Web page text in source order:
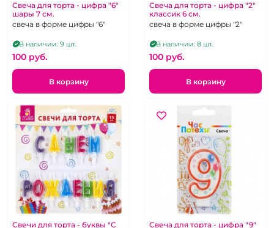
Свеча для торта - цифра "6"
шары 7 см.
свеча в форме цифры "6"
В наличии: 9 шт.
100 pуб.
В корзину
Свеча для торта - цифра "2"
классик 6 см.
свеча в форме цифры "2"
В наличии: 8 шт.
100 pуб.
В корзину
Свечи для торта - буквы "С
Свеча для торта - цифра "9"